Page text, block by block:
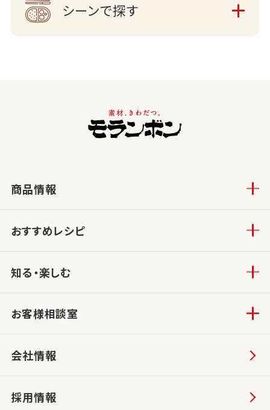
シーンで探す
商品情報
おすすめレシピ
知る・楽しむ
お客様相談室
会社情報
採用情報